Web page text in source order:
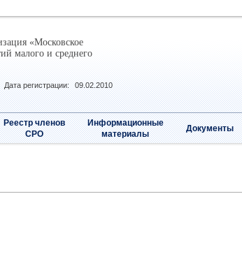
«Московское
малого и среднего
Дата регистрации: 09.02.2010
Реестр членов
СРО
Информационные
материалы
Документы